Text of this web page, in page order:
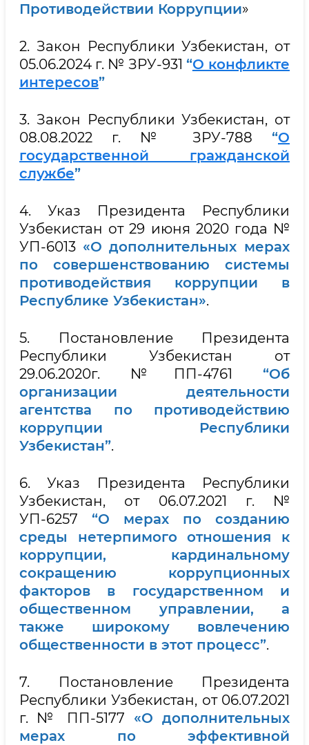
Противодействии Коррупции»
2. Закон Республики Узбекистан, от
05.06.2024 г. № ЗРУ-931 “О конфликте
интересов”
3. Закон Республики Узбекистан, от
08.08.2022 г. № ЗРУ-788 “О
государственной гражданской
службе”
4. Указ Президента Республики
Узбекистан от 29 июня 2020 года №
УП-6013 «О дополнительных мерах
по совершенствованию системы
противодействия коррупции в
Республике Узбекистан».
5. Постановление Президента
Республики Узбекистан от
29.06.2020г. №ПП-4761 “Об
организации деятельности
агентства по противодействию
коррупции Республики
Узбекистан”.
6. Указ Президента Республики
Узбекистан, от 06.07.2021 г. №
УП-6257 “О мерах по созданию
среды нетерпимого отношения к
коррупции, кардинальному
сокращению коррупционных
факторов в государственном и
общественном управлении, а
также широкому вовлечению
общественности в этот процесс”.
7. Постановление Президента
Республики Узбекистан, от 06.07.2021
г. № ПП-5177 «О дополнительных
мерах по эффективной